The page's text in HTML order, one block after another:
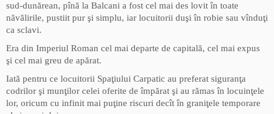
sud-dunărean, pînă la Balcani a fost cel mai des lovit în toate
năvălirile, pustiit pur şi simplu, iar locuitorii duşi în robie sau vînduţi
ca sclavi.
Era din Imperiul Roman cel mai departe de capitală, cel mai expus
şi cel mai greu de apărat.
Iată pentru ce locuitorii Spaţiului Carpatic au preferat siguranţa
codrilor şi munţilor celei oferite de împărat şi au rămas în locuinţele
lor, oricum cu infinit mai puţine riscuri decît în graniţele temporare